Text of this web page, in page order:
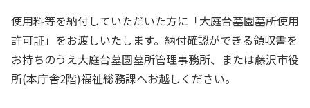
使用料等を納付していただいた方に「大庭台墓園墓所使用
許可証」をお渡しいたします。納付確認ができる領収書を
お持ちのうえ大庭台墓園墓所管理事務所、または藤沢市役
所(本庁舎2階)福祉総務課へお越しください。